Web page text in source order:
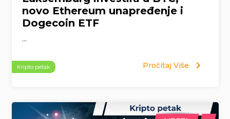
novo Ethereum unapređenje i
Dogecoin ETF
...
Kripto petak Pročitaj Više